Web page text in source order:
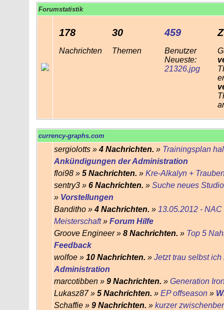
Forumstatistik
178
Nachrichten
30
Themen
459
Benutzer
Neueste:
21326.jpg
currency-graphs.com
sergiolotts »4 Nachrichten. » Trainingsplan
Ankündigungen der Administration
floi98 »5 Nachrichten. »Kre-Alkalyn +
sentry3 »6 Nachrichten. »Suche neues
» Vorstellungen
Banditho »4 Nachrichten. » 13.05.2012 -
Meisterschaft»Forum Hilfe
Groove Engineer »8 Nachrichten. » Top 5
Feedback
wolfoe »10 Nachrichten. »Jetzt trau selbst ich
Administration
marcotibben »9 Nachrichten. »Generation
Lukasz87 »5 Nachrichten. »EP offseason »
Schaffie »9 Nachrichten. »kurzer